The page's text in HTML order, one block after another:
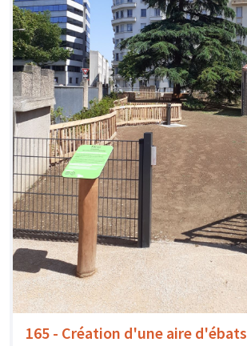
165 - Création d'une aire d'ébats